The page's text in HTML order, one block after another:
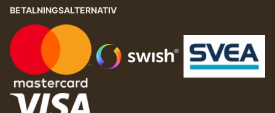
BETALNINGSALTERNATIV